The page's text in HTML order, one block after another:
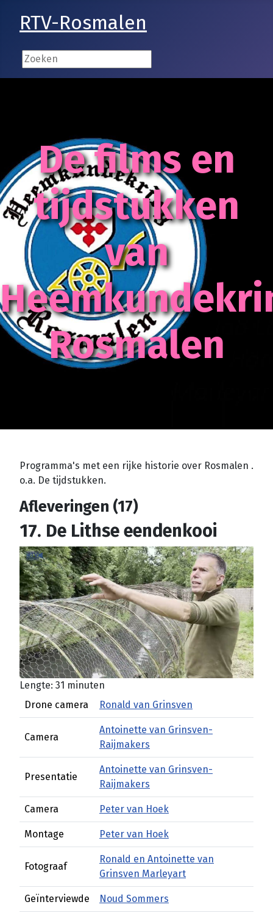
RTV-Rosmalen
De films en
tijdstukken
van
Rosmalen
Programma's met een rijke historie over Rosmalen .
o.a. De tijdstukken.
Afleveringen (17)
17. De Lithse eendenkooi
Lengte: 31 minuten
Drone camera
Ronald van Grinsven
Camera
Antoinette van Grinsven-
Raijmakers
Presentatie
Antoinette van Grinsven-
Raijmakers
Camera Peter van Hoek
Montage Peter van Hoek
Fotograaf
Ronald en Antoinette van
Grinsven Marleyart
Geïnterviewde Noud Sommers